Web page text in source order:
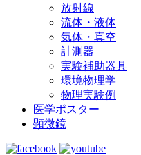
放射線
流体・液体
気体・真空
計測器
実験補助器具
環境物理学
物理実験例
医学ポスター
顕微鏡